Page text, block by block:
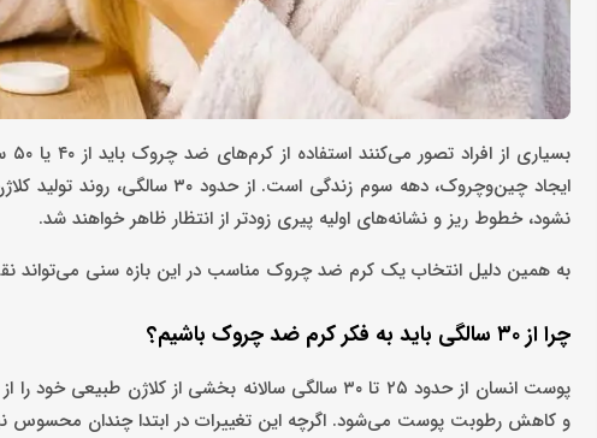
ایجاد چین‌وچروک، دهه سوم زندگی
نشود، خطوط ریز و نشانه‌های اولیه پیری زودتر از انتظار ظاهر خواهند شد.
به همین دلیل انتخاب یک کرم ضد چروک مناسب در این بازه سنی
چرا از ۳۰ سالگی باید به فکر کرم ضد چروک باشیم؟
پوست انسان از حدود ۲۵ تا ۳۰ سالگی سالانه بخشی
و کاهش رطوبت پوست می‌شود. اگرچه این تغییرات در ابتدا چندان محسوس